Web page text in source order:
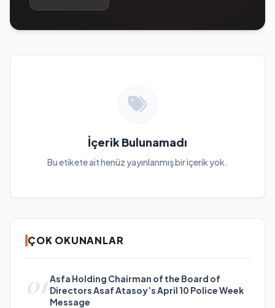
İçerik Bulunamadı
Bu etikete ait henüz yayınlanmış bir içerik yok.
ÇOK OKUNANLAR
01Asfa Holding Chairman of the Board of
Directors Asaf Atasoy’s April 10 Police Week
Message